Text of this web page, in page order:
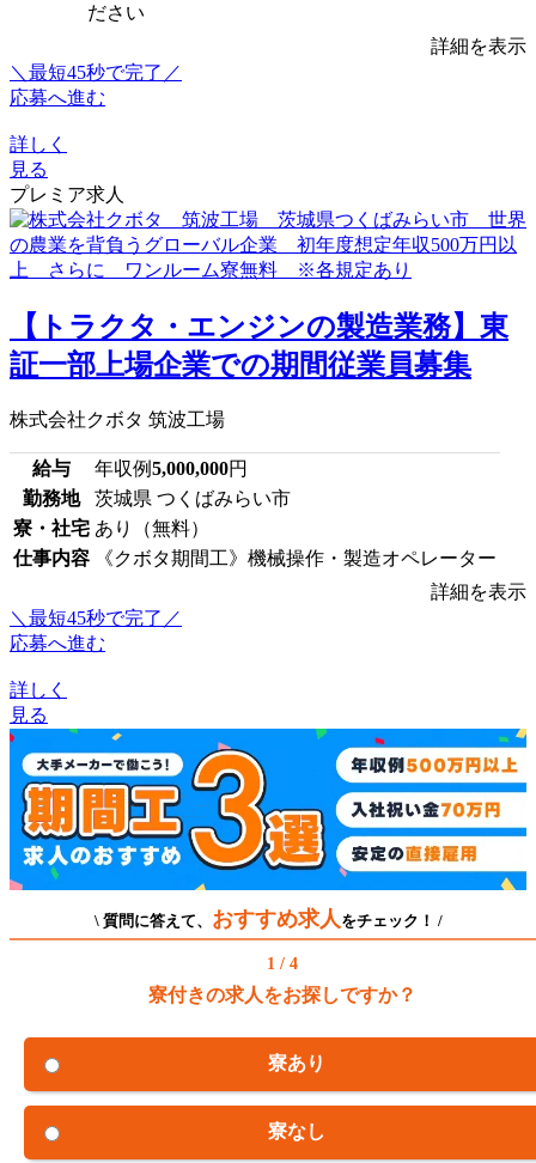
ださい
詳細を表示
＼最短45秒で完了／
応募へ進む
詳しく
見る
プレミア求人
【トラクタ・エンジンの製造業務】東
証一部上場企業での期間従業員募集
株式会社クボタ 筑波工場
給与 年収例5,000,000円
勤務地
茨城県 つくばみらい市
寮・社宅 あり（無料）
仕事内容
《クボタ期間工》機械操作・製造オペレーター
詳細を表示
＼最短45秒で完了／
応募へ進む
詳しく
見る
\ 質問に答えて、 おすすめ求人 をチェック！ /
1 / 4
寮付きの求人をお探しですか？
寮あり
寮なし